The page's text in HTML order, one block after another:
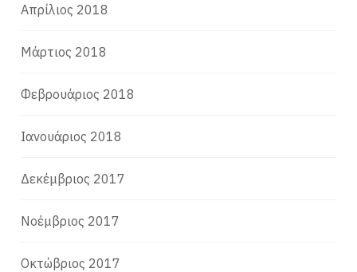
Απρίλιος 2018
Μάρτιος 2018
Φεβρουάριος 2018
Ιανουάριος 2018
Δεκέμβριος 2017
Νοέμβριος 2017
Οκτώβριος 2017